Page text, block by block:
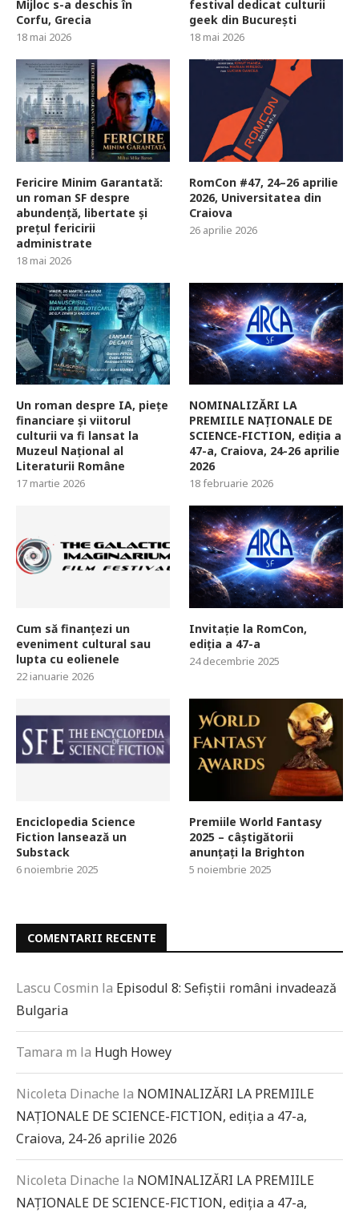
Mijloc s-a deschis în
Corfu, Grecia
18 mai 2026
festival dedicat culturii
geek din București
18 mai 2026
Fericire Minim Garantată:
un roman SF despre
abundență, libertate și
prețul fericirii
administrate
18 mai 2026
RomCon #47, 24–26 aprilie
2026, Universitatea din
Craiova
26 aprilie 2026
Un roman despre IA, piețe
financiare și viitorul
culturii va fi lansat la
Muzeul Național al
Literaturii Române
17 martie 2026
NOMINALIZĂRI LA
PREMIILE NAȚIONALE DE
SCIENCE-FICTION, ediția a
47-a, Craiova, 24-26 aprilie
2026
18 februarie 2026
Cum să finanțezi un
eveniment cultural sau
lupta cu eolienele
22 ianuarie 2026
Invitație la RomCon,
ediția a 47-a
24 decembrie 2025
Enciclopedia Science
Fiction lansează un
Substack
6 noiembrie 2025
Premiile World Fantasy
2025 – câștigătorii
anunțați la Brighton
5 noiembrie 2025
COMENTARII RECENTE
Lascu Cosmin la Episodul 8: Sefiștii români invadează
Bulgaria
Tamara m la Hugh Howey
Nicoleta Dinache la NOMINALIZĂRI LA PREMIILE
NAȚIONALE DE SCIENCE-FICTION, ediția a 47-a,
Craiova, 24-26 aprilie 2026
Nicoleta Dinache la NOMINALIZĂRI LA PREMIILE
NAȚIONALE DE SCIENCE-FICTION, ediția a 47-a,